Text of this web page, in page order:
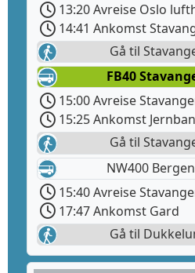
13:20 Avreise Oslo
14:41 Ankomst
Gå til
FB40
15:00 Avreise
15:25 Ankomst
Gå til
NW400 Bergen
15:40 Avreise
17:47 Ankomst Gard
Gå til